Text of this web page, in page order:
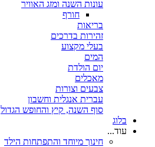
עונות השנה ומזג האוויר
חורף
בריאות
זהירות בדרכים
בעלי מקצוע
המים
יום הולדת
מאכלים
צבעים וצורות
עברית אנגלית וחשבון
סוף השנה, קיץ והחופש הגדול
בלוג
עוד...
חינוך מיוחד והתפתחות הילד